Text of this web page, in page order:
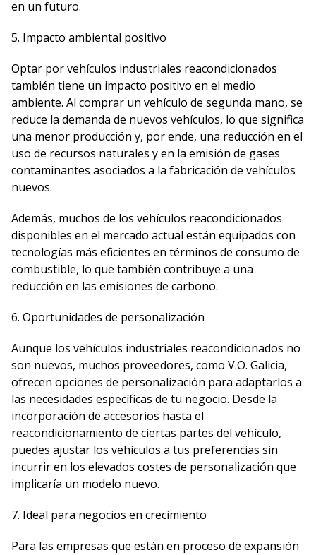
en un futuro.
5. Impacto ambiental positivo
Optar por vehículos industriales reacondicionados
también tiene un impacto positivo en el medio
ambiente. Al comprar un vehículo de segunda mano, se
reduce la demanda de nuevos vehículos, lo que significa
una menor producción y, por ende, una reducción en el
uso de recursos naturales y en la emisión de gases
contaminantes asociados a la fabricación de vehículos
nuevos.
Además, muchos de los vehículos reacondicionados
disponibles en el mercado actual están equipados con
tecnologías más eficientes en términos de consumo de
combustible, lo que también contribuye a una
reducción en las emisiones de carbono.
6. Oportunidades de personalización
Aunque los vehículos industriales reacondicionados no
son nuevos, muchos proveedores, como V.O. Galicia,
ofrecen opciones de personalización para adaptarlos a
las necesidades específicas de tu negocio. Desde la
incorporación de accesorios hasta el
reacondicionamiento de ciertas partes del vehículo,
puedes ajustar los vehículos a tus preferencias sin
incurrir en los elevados costes de personalización que
implicaría un modelo nuevo.
7. Ideal para negocios en crecimiento
Para las empresas que están en proceso de expansión